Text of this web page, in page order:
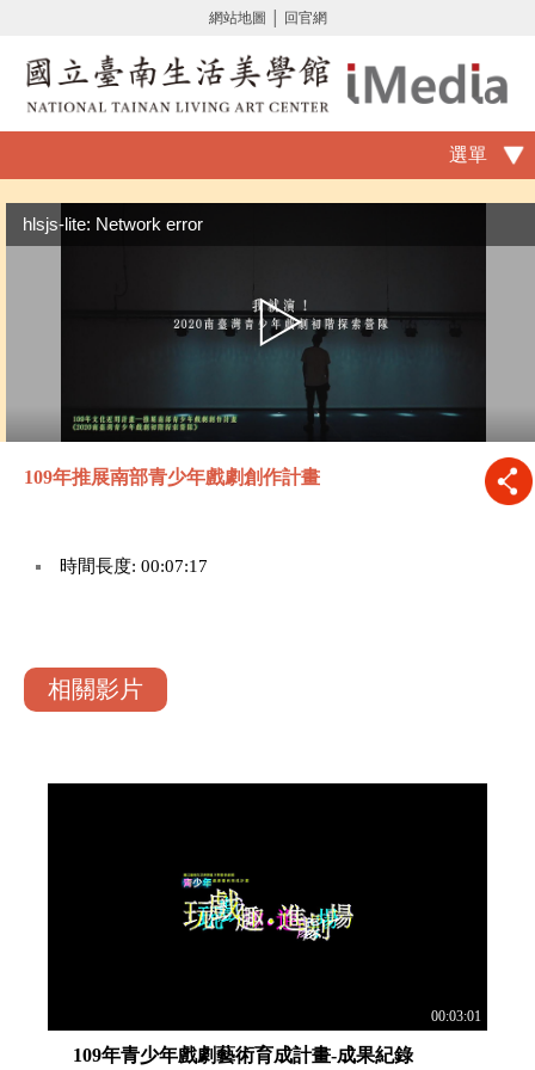
網站地圖 回官網
選單
hlsjs-lite: Network error
109年推展南部青少年戲劇創作計畫
時間長度: 00:07:17
相關影片
00:03:01
109年青少年戲劇藝術育成計畫-成果紀錄